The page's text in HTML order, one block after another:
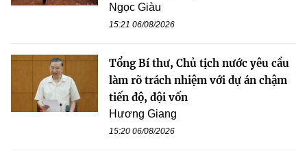
Ngọc Giàu
15:21 06/08/2026
Tổng Bí thư, Chủ tịch nước yêu cầu
làm rõ trách nhiệm với dự án chậm
tiến độ, đội vốn
Hương Giang
15:20 06/08/2026